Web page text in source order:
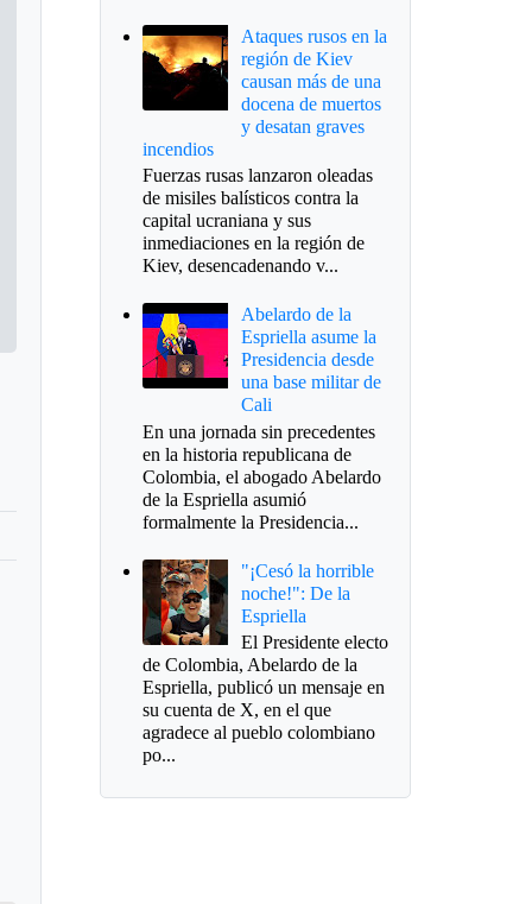
Ataques rusos en la
región de Kiev
causan más de una
docena de muertos
y desatan graves
incendios
Fuerzas rusas lanzaron oleadas
de misiles balísticos contra la
capital ucraniana y sus
inmediaciones en la región de
Kiev, desencadenando v...
Abelardo de la
Espriella asume la
Presidencia desde
una base militar de
Cali
En una jornada sin precedentes
en la historia republicana de
Colombia, el abogado Abelardo
de la Espriella asumió
formalmente la Presidencia...
"¡Cesó la horrible
noche!": De la
Espriella
El Presidente electo
de Colombia, Abelardo de la
Espriella, publicó un mensaje en
su cuenta de X, en el que
agradece al pueblo colombiano
po...